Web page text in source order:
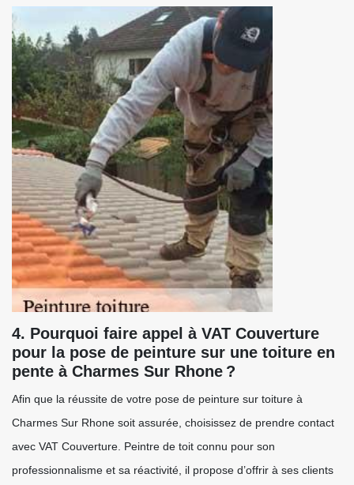
4. Pourquoi faire appel à VAT Couverture
pour la pose de peinture sur une toiture en
pente à Charmes Sur Rhone ?
Afin que la réussite de votre pose de peinture sur toiture à
Charmes Sur Rhone soit assurée, choisissez de prendre contact
avec VAT Couverture. Peintre de toit connu pour son
professionnalisme et sa réactivité, il propose d’offrir à ses clients